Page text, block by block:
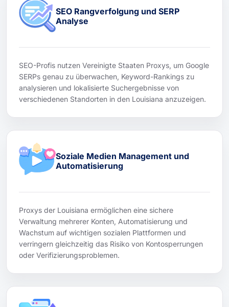
SEO Rangverfolgung und SERP
Analyse
SEO-Profis nutzen Vereinigte Staaten Proxys, um Google
SERPs genau zu überwachen, Keyword-Rankings zu
analysieren und lokalisierte Suchergebnisse von
verschiedenen Standorten in den Louisiana anzuzeigen.
Soziale Medien Management und
Automatisierung
Proxys der Louisiana ermöglichen eine sichere
Verwaltung mehrerer Konten, Automatisierung und
Wachstum auf wichtigen sozialen Plattformen und
verringern gleichzeitig das Risiko von Kontosperrungen
oder Verifizierungsproblemen.